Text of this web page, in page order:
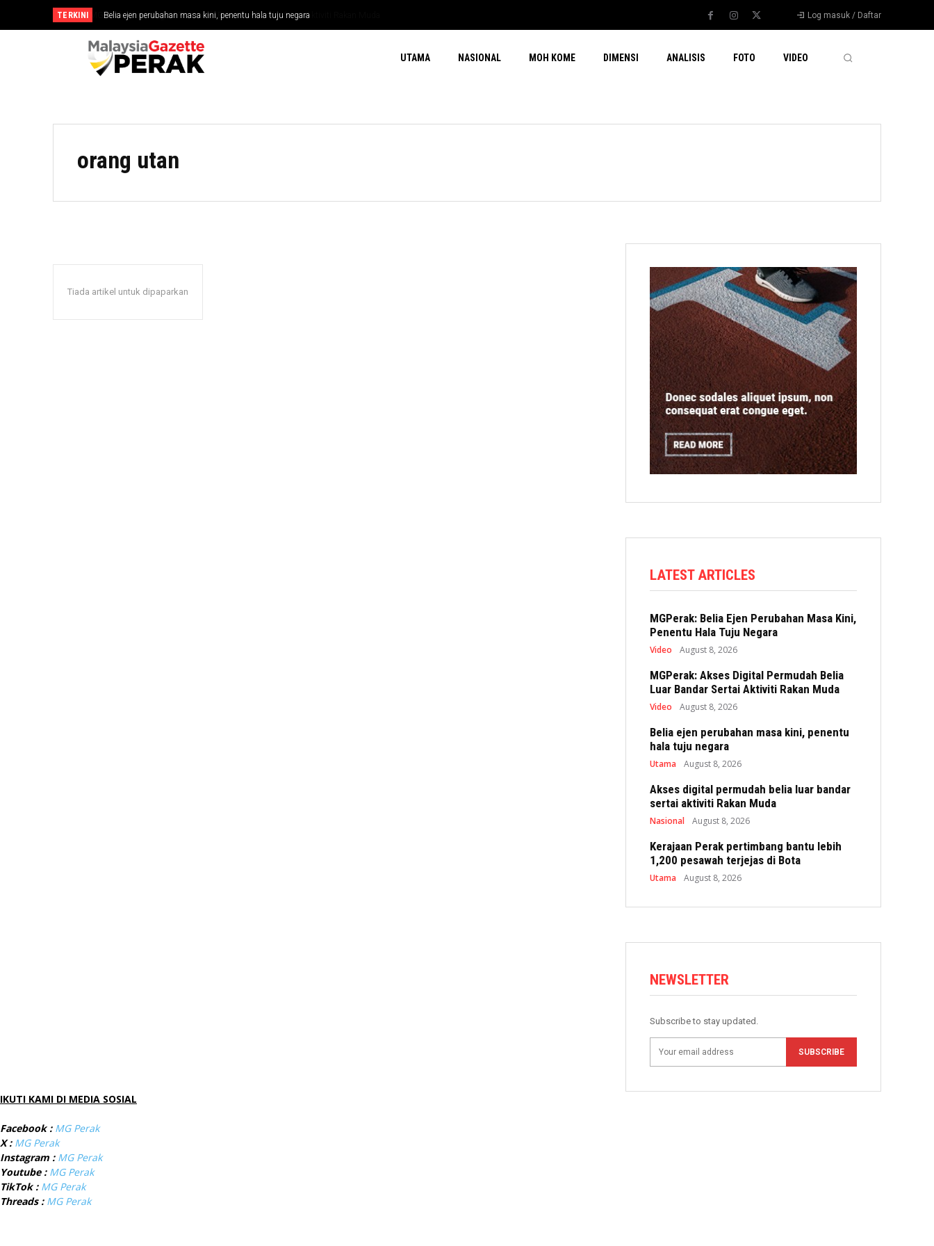
TERKINI Belia ejen perubahan masa kini, penentu hala tuju negara Log masuk / Daftar
UTAMA NASIONAL MOH KOME DIMENSI ANALISIS FOTO VIDEO
orang utan
Tiada artikel untuk dipaparkan
LATEST ARTICLES
MGPerak: Belia Ejen Perubahan Masa Kini,
Penentu Hala Tuju Negara
Video August 8, 2026
MGPerak: Akses Digital Permudah Belia
Luar Bandar Sertai Aktiviti Rakan Muda
Video August 8, 2026
Belia ejen perubahan masa kini, penentu
hala tuju negara
Utama August 8, 2026
Akses digital permudah belia luar bandar
sertai aktiviti Rakan Muda
Nasional August 8, 2026
Kerajaan Perak pertimbang bantu lebih
1,200 pesawah terjejas di Bota
Utama August 8, 2026
NEWSLETTER
Subscribe to stay updated.
SUBSCRIBE
IKUTI KAMI DI MEDIA SOSIAL
Facebook : MG Perak
X : MG Perak
Instagram : MG Perak
Youtube : MG Perak
TikTok : MG Perak
Threads : MG Perak